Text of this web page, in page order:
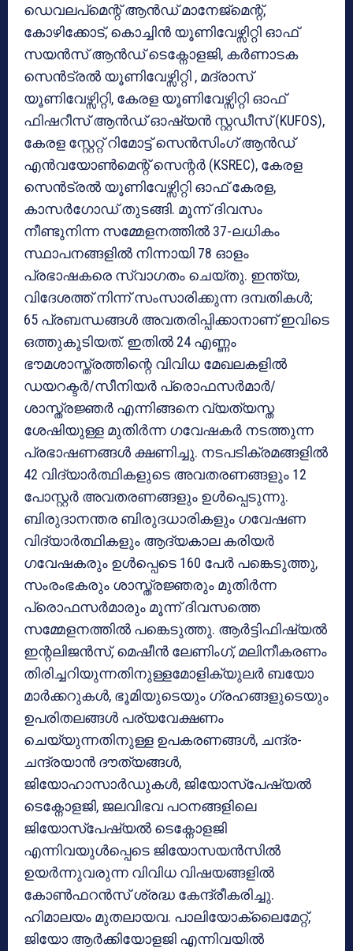
ഡെവലപ്മെന്റ് ആൻഡ് മാനേജ്മെന്റ്,
കോഴിക്കോട്, കൊച്ചിൻ യൂണിവേഴ്സിറ്റി ഓഫ്
സയൻസ് ആൻഡ് ടെക്നോളജി, കർണാടക
സെൻട്രൽ യൂണിവേഴ്സിറ്റി , മദ്രാസ്
യൂണിവേഴ്സിറ്റി, കേരള യൂണിവേഴ്സിറ്റി ഓഫ്
ഫിഷറീസ് ആൻഡ് ഓഷ്യൻ സ്റ്റഡീസ് (KUFOS),
കേരള സ്റ്റേറ്റ് റിമോട്ട് സെൻസിംഗ് ആൻഡ്
എൻവയോൺമെന്റ് സെന്റർ (KSREC), കേരള
സെൻട്രൽ യൂണിവേഴ്സിറ്റി ഓഫ് കേരള,
കാസർഗോഡ് തുടങ്ങി. മൂന്ന് ദിവസം
നീണ്ടുനിന്ന സമ്മേളനത്തിൽ 37-ലധികം
സ്ഥാപനങ്ങളിൽ നിന്നായി 78 ഓളം
പ്രഭാഷകരെ സ്വാഗതം ചെയ്തു. ഇന്ത്യ,
വിദേശത്ത് നിന്ന് സംസാരിക്കുന്ന ദമ്പതികൾ;
65 പ്രബന്ധങ്ങൾ അവതരിപ്പിക്കാനാണ് ഇവിടെ
ഒത്തുകൂടിയത്. ഇതിൽ 24 എണ്ണം
ഭൗമശാസ്ത്രത്തിന്റെ വിവിധ മേഖലകളിൽ
ഡയറക്ടർ/സീനിയർ പ്രൊഫസർമാർ/
ശാസ്ത്രജ്ഞർ എന്നിങ്ങനെ വ്യത്യസ്ത
ശേഷിയുള്ള മുതിർന്ന ഗവേഷകർ നടത്തുന്ന
പ്രഭാഷണങ്ങൾ ക്ഷണിച്ചു. നടപടിക്രമങ്ങളിൽ
42 വിദ്യാർത്ഥികളുടെ അവതരണങ്ങളും 12
പോസ്റ്റർ അവതരണങ്ങളും ഉൾപ്പെടുന്നു.
ബിരുദാനന്തര ബിരുദധാരികളും ഗവേഷണ
വിദ്യാർത്ഥികളും ആദ്യകാല കരിയർ
ഗവേഷകരും ഉൾപ്പെടെ 160 പേർ പങ്കെടുത്തു,
സംരംഭകരും ശാസ്ത്രജ്ഞരും മുതിർന്ന
പ്രൊഫസർമാരും മൂന്ന് ദിവസത്തെ
സമ്മേളനത്തിൽ പങ്കെടുത്തു. ആർട്ടിഫിഷ്യൽ
ഇന്റലിജൻസ്, മെഷീൻ ലേണിംഗ്, മലിനീകരണം
തിരിച്ചറിയുന്നതിനുള്ളമോളിക്യുലർ ബയോ
മാർക്കറുകൾ, ഭൂമിയുടെയും ഗ്രഹങ്ങളുടെയും
ഉപരിതലങ്ങൾ പര്യവേക്ഷണം
ചെയ്യുന്നതിനുള്ള ഉപകരണങ്ങൾ, ചന്ദ്ര-
ചന്ദ്രയാൻ ദൗത്യങ്ങൾ,
ജിയോഹാസാർഡുകൾ, ജിയോസ്പേഷ്യൽ
ടെക്നോളജി, ജലവിഭവ പഠനങ്ങളിലെ
ജിയോസ്പേഷ്യൽ ടെക്നോളജി
എന്നിവയുൾപ്പെടെ ജിയോസയൻസിൽ
ഉയർന്നുവരുന്ന വിവിധ വിഷയങ്ങളിൽ
കോൺഫറൻസ് ശ്രദ്ധ കേന്ദ്രീകരിച്ചു.
ഹിമാലയം മുതലായവ. പാലിയോക്ലൈമേറ്റ്,
ജിയോ ആർക്കിയോളജി എന്നിവയിൽ